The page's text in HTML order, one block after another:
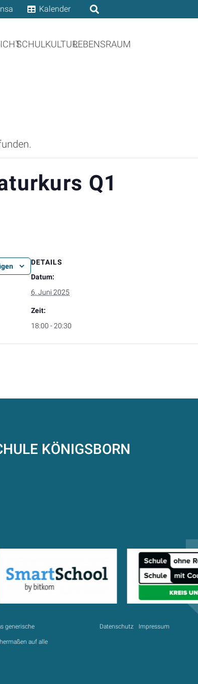
Kalender
SCHULKULTURLEBENSRAUM
Q1
DETAILS
Datum:
6. Juni 2025
Zeit:
18:00 - 20:30
KÖNIGSBORN
generische
auf alle
Datenschutz Impressum